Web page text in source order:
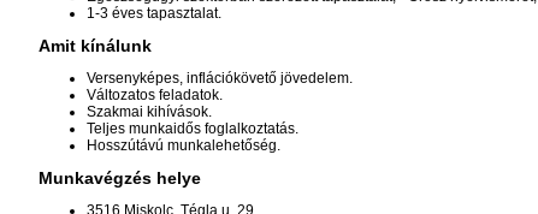
1-3 éves tapasztalat.
Amit kínálunk
Versenyképes, inflációkövető jövedelem.
Változatos feladatok.
Szakmai kihívások.
Teljes munkaidős foglalkoztatás.
Hosszútávú munkalehetőség.
Munkavégzés helye
3516 Miskolc, Tégla u. 29.